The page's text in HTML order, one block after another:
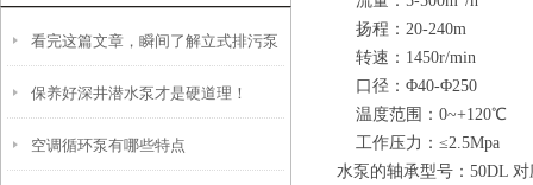
看完这篇文章，瞬间了解立式排污泵
了
保养好深井潜水泵才是硬道理！
空调循环泵有哪些特点
扬程：20-240m
转速：1450r/min
口径：Φ40-Φ250
温度范围：0~+120℃
工作压力：≤2.5Mpa
水泵的轴承型号：50DL